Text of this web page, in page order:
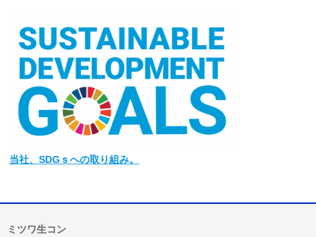
当社、SDGｓへの取り組み。
ミツワ生コン